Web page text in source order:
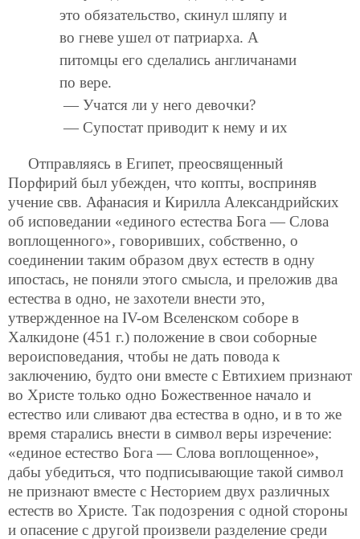
это обязательство, скинул шляпу и
во гневе ушел от патриарха. А
питомцы его сделались англичанами
по вере.
— Учатся ли у него девочки?
— Супостат приводит к нему и их
Отправляясь в Египет, преосвященный
Порфирий был убежден, что копты, восприняв
учение свв. Афанасия и Кирилла Александрийских
об исповедании «единого естества Бога — Слова
воплощенного», говоривших, собственно, о
соединении таким образом двух естеств в одну
ипостась, не поняли этого смысла, и преложив два
естества в одно, не захотели внести это,
утвержденное на IV-ом Вселенском соборе в
Халкидоне (451 г.) положение в свои соборные
вероисповедания, чтобы не дать повода к
заключению, будто они вместе с Евтихием признают
во Христе только одно Божественное начало и
естество или сливают два естества в одно, и в то же
время старались внести в символ веры изречение:
«единое естество Бога — Слова воплощенное»,
дабы убедиться, что подписывающие такой символ
не признают вместе с Несторием двух различных
естеств во Христе. Так подозрения с одной стороны
и опасение с другой произвели разделение среди